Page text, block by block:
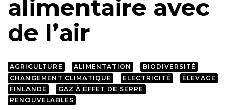
alimentaire avec
de l’air
AGRICULTURE ALIMENTATION
BIODIVERSITÉ
CHANGEMENT CLIMATIQUE
ELECTRICITÉ
ÉLEVAGE
FINLANDE
GAZ À EFFET DE SERRE
RENOUVELABLES